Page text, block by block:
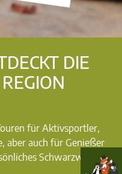
DIE
für Aktivsportler,
aber auch für Genießer
Schwarzwald-